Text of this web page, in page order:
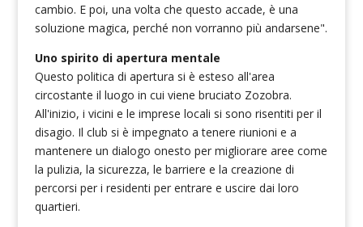
cambio. E poi, una volta che questo accade, è una
soluzione magica, perché non vorranno più andarsene".
Uno spirito di apertura mentale
Questo politica di apertura si è esteso all'area
circostante il luogo in cui viene bruciato Zozobra.
All'inizio, i vicini e le imprese locali si sono risentiti per il
disagio. Il club si è impegnato a tenere riunioni e a
mantenere un dialogo onesto per migliorare aree come
la pulizia, la sicurezza, le barriere e la creazione di
percorsi per i residenti per entrare e uscire dai loro
quartieri.